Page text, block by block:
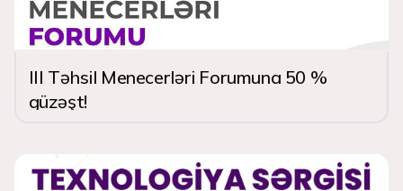
III Təhsil Menecerləri Forumuna 50 %
güzəşt!